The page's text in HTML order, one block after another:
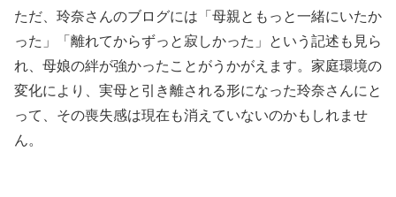
ただ、玲奈さんのブログには「母親ともっと一緒にいたか
った」「離れてからずっと寂しかった」という記述も見ら
れ、母娘の絆が強かったことがうかがえます。家庭環境の
変化により、実母と引き離される形になった玲奈さんにと
って、その喪失感は現在も消えていないのかもしれませ
ん。